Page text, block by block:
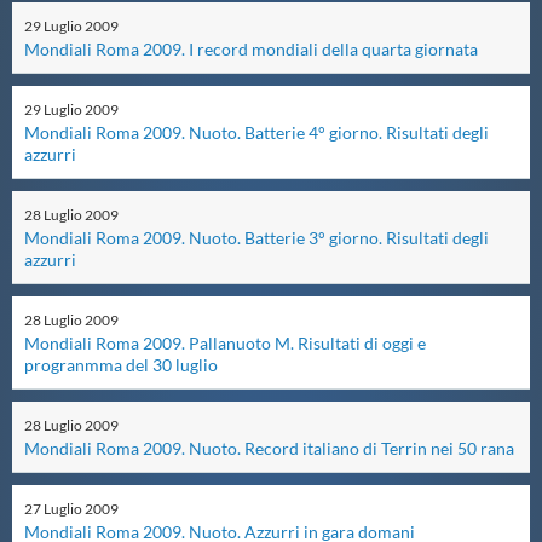
Master
Formazione
GUG
Scuole Nuoto
Propaganda
Centri Federali
Area Legislativa
29 Luglio2009
Mondiali Roma 2009. I record mondiali della quarta giornata
29 Luglio2009
Mondiali Roma 2009. Nuoto. Batterie 4° giorno. Risultati degli
azzurri
28 Luglio2009
Mondiali Roma 2009. Nuoto. Batterie 3° giorno. Risultati degli
azzurri
28 Luglio2009
Mondiali Roma 2009. Pallanuoto M. Risultati di oggi e
progranmma del 30 luglio
28 Luglio2009
Mondiali Roma 2009. Nuoto. Record italiano di Terrin nei 50 rana
27 Luglio2009
Mondiali Roma 2009. Nuoto. Azzurri in gara domani